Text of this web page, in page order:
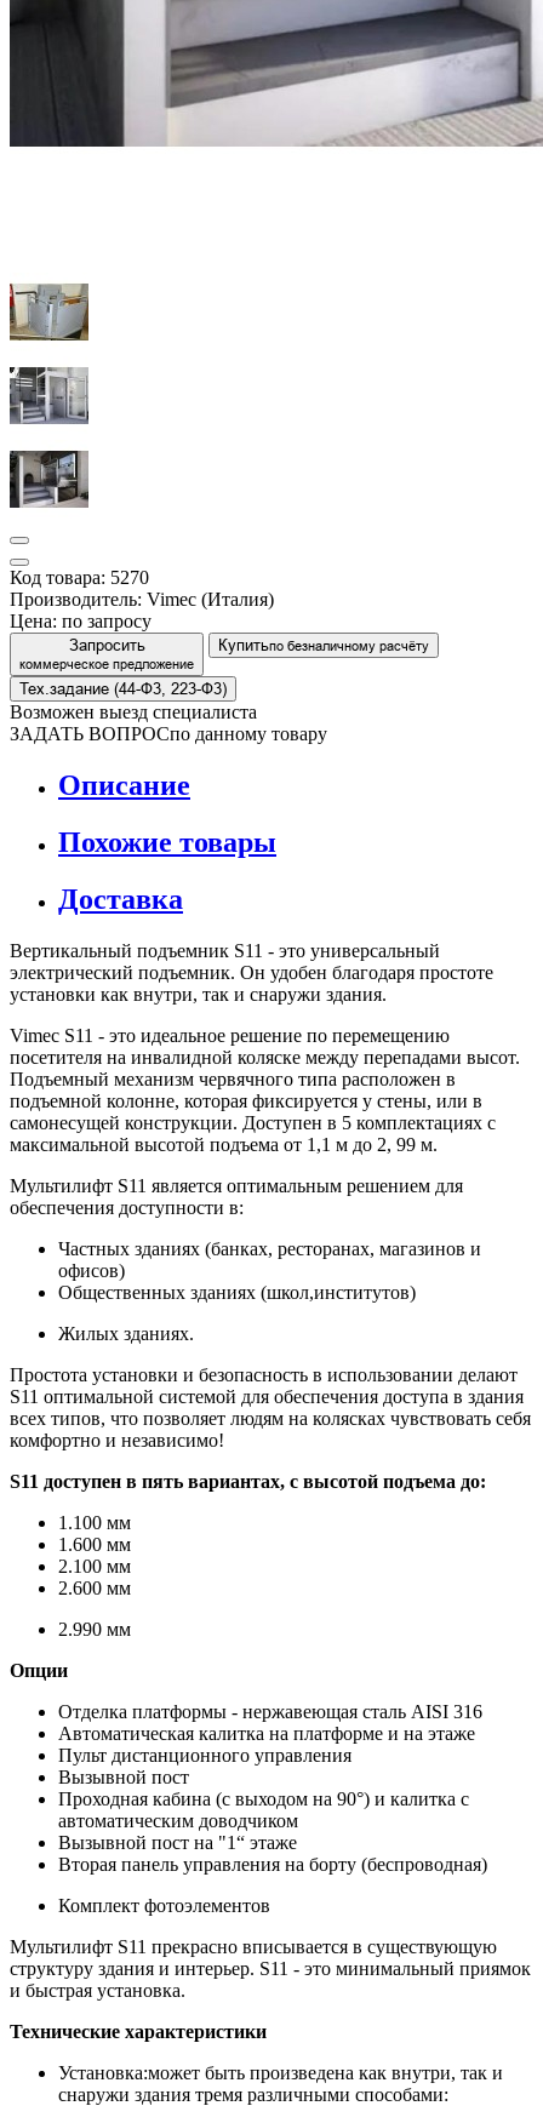
Код товара: 5270
Производитель: Vimec (Италия)
Цена: по запросу
Запросить
коммерческое предложение
Купитьпо безналичному расчёту
Тех.задание (44-Ф3, 223-Ф3)
Возможен выезд специалиста
ЗАДАТЬ ВОПРОСпо данному товару
Описание
Похожие товары
Доставка
Вертикальный подъемник S11 - это универсальный
электрический подъемник. Он удобен благодаря простоте
установки как внутри, так и снаружи здания.
Vimec S11 - это идеальное решение по перемещению
посетителя на инвалидной коляске между перепадами высот.
Подъемный механизм червячного типа расположен в
подъемной колонне, которая фиксируется у стены, или в
самонесущей конструкции. Доступен в 5 комплектациях с
максимальной высотой подъема от 1,1 м до 2, 99 м.
Мультилифт S11 является оптимальным решением для
обеспечения доступности в:
Частных зданиях (банках, ресторанах, магазинов и
офисов)
Общественных зданиях (школ,институтов)
Жилых зданиях.
Простота установки и безопасность в использовании делают
S11 оптимальной системой для обеспечения доступа в здания
всех типов, что позволяет людям на колясках чувствовать себя
комфортно и независимо!
S11 доступен в пять вариантах, с высотой подъема до:
1.100 мм
1.600 мм
2.100 мм
2.600 мм
2.990 мм
Опции
Отделка платформы - нержавеющая сталь AISI 316
Автоматическая калитка на платформе и на этаже
Пульт дистанционного управления
Вызывной пост
Проходная кабина (с выходом на 90°) и калитка с
автоматическим доводчиком
Вызывной пост на "1“ этаже
Вторая панель управления на борту (беспроводная)
Комплект фотоэлементов
Мультилифт S11 прекрасно вписывается в существующую
структуру здания и интерьер. S11 - это минимальный приямок
и быстрая установка.
Технические характеристики
Установка:может быть произведена как внутри, так и
снаружи здания тремя различными способами: